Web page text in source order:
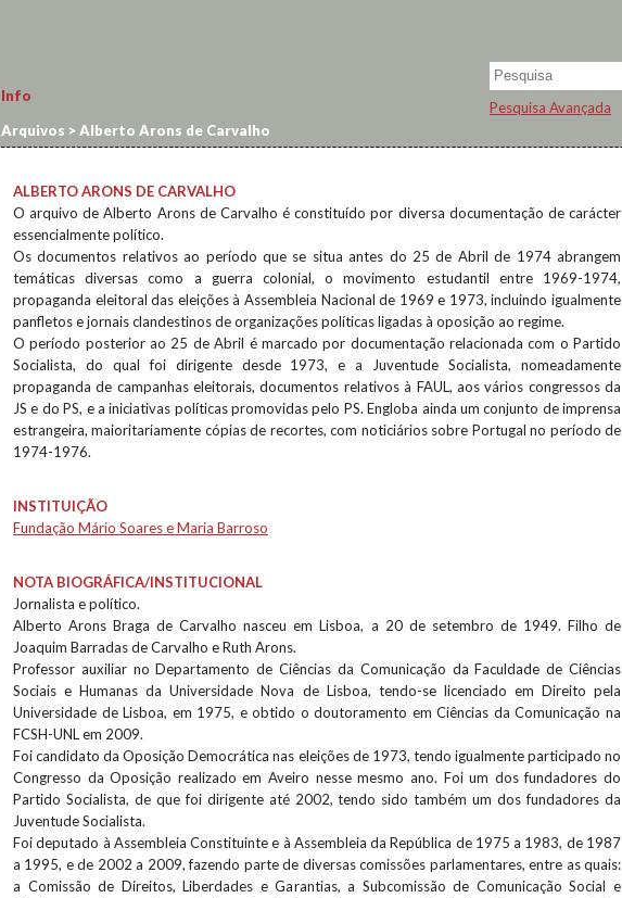
Pesquisa Avançada
Info
Arquivos >Alberto Arons de Carvalho
ALBERTO ARONS DE CARVALHO
O arquivo de Alberto Arons de Carvalho é constituído por diversa documentação de carácter
essencialmente político.
Os documentos relativos ao período que se situa antes do 25 de Abril de 1974 abrangem
temáticas diversas como a guerra colonial, o movimento estudantil entre 1969-1974,
propaganda eleitoral das eleições à Assembleia Nacional de 1969 e 1973, incluindo igualmente
panfletos e jornais clandestinos de organizações políticas ligadas à oposição ao regime.
O período posterior ao 25 de Abril é marcado por documentação relacionada com o Partido
Socialista, do qual foi dirigente desde 1973, e a Juventude Socialista, nomeadamente
propaganda de campanhas eleitorais, documentos relativos à FAUL, aos vários congressos da
JS e do PS, e a iniciativas políticas promovidas pelo PS. Engloba ainda um conjunto de imprensa
estrangeira, maioritariamente cópias de recortes, com noticiários sobre Portugal no período de
1974-1976.
INSTITUIÇÃO
Fundação Mário Soares e Maria Barroso
NOTA BIOGRÁFICA/INSTITUCIONAL
Jornalista e político.
Alberto Arons Braga de Carvalho nasceu em Lisboa, a 20 de setembro de 1949. Filho de
Joaquim Barradas de Carvalho e Ruth Arons.
Professor auxiliar no Departamento de Ciências da Comunicação da Faculdade de Ciências
Sociais e Humanas da Universidade Nova de Lisboa, tendo-se licenciado em Direito pela
Universidade de Lisboa, em 1975, e obtido o doutoramento em Ciências da Comunicação na
FCSH-UNL em 2009.
Foi candidato da Oposição Democrática nas eleições de 1973, tendo igualmente participado no
Congresso da Oposição realizado em Aveiro nesse mesmo ano. Foi um dos fundadores do
Partido Socialista, de que foi dirigente até 2002, tendo sido também um dos fundadores da
Juventude Socialista.
Foi deputado à Assembleia Constituinte e à Assembleia da República de 1975 a 1983, de 1987
a 1995, e de 2002 a 2009, fazendo parte de diversas comissões parlamentares, entre as quais:
a Comissão de Direitos, Liberdades e Garantias, a Subcomissão de Comunicação Social e